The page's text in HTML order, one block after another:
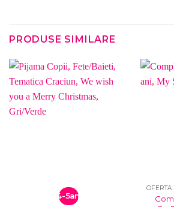
PRODUSE SIMILARE
4-5ani